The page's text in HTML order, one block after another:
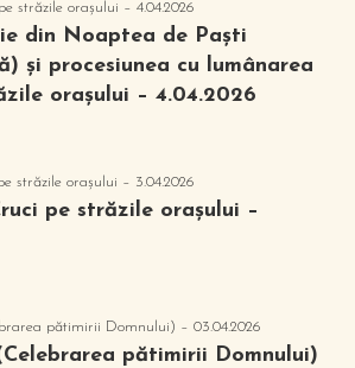
din Noaptea de Paști
și procesiunea cu lumânarea
orașului – 4.04.2026
pe străzile orașului –
pătimirii Domnului)